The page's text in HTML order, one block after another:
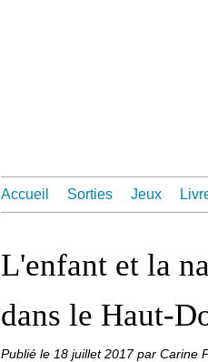
Accueil Sorties Jeux
L'enfant et la
dans le Haut-
Publié le 18 juillet 2017par Carine